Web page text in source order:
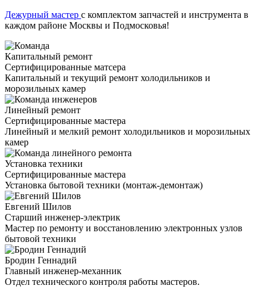
Дежурный мастер с комплектом запчастей и инструмента в
каждом районе Москвы и Подмосковья!
Капитальный ремонт
Сертифицированные матсера
Капитальный и текущий ремонт холодильников и
морозильных камер
Линейный ремонт
Сертифицированные мастера
Линейный и мелкий ремонт холодильников и морозильных
камер
Установка техники
Сертифицированные мастера
Установка бытовой техники (монтаж-демонтаж)
Евгений Шилов
Старший инженер-электрик
Мастер по ремонту и восстановлению электронных узлов
бытовой техники
Бродин Геннадий
Главный инженер-механник
Отдел технического контроля работы мастеров.